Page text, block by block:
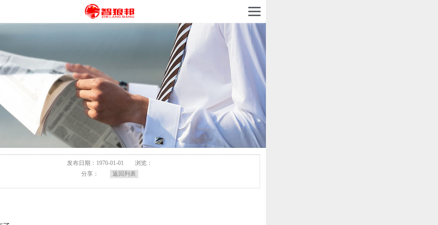
发布日期：1970-01-01
浏览：
分享：
返回列表